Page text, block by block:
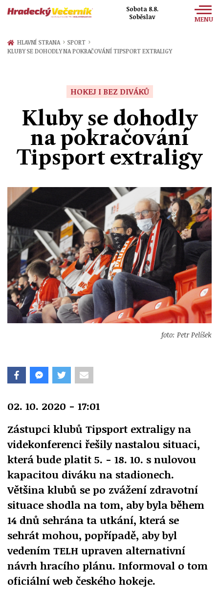
Sobota 8.8.
Soběslav
MENU
Zprávy
HLAVNÍ STRANA › SPORT ›
KLUBY SE DOHODLY NA POKRAČOVÁNÍ TIPSPORT EXTRALIGY
HOKEJ I BEZ DIVÁKŮ
Kluby se dohodly
na pokračování
Tipsport extraligy
foto: Petr Pelíšek
02. 10. 2020 - 17:01
Zástupci klubů Tipsport extraligy na
videkonferenci řešily nastalou situaci,
která bude platit 5. - 18. 10. s nulovou
kapacitou diváku na stadionech.
Většina klubů se po zvážení zdravotní
situace shodla na tom, aby byla během
14 dnů sehrána ta utkání, která se
sehrát mohou, popřípadě, aby byl
vedením TELH upraven alternativní
návrh hracího plánu. Informoval o tom
oficiální web českého hokeje.